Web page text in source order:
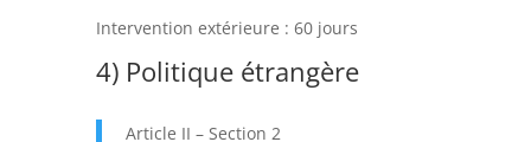
Intervention extérieure : 60 jours
4) Politique étrangère
Article II – Section 2